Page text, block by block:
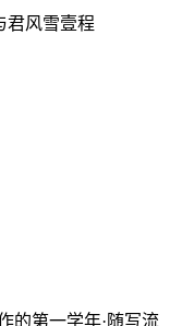
君风雪壹程
的第一学年·随写流